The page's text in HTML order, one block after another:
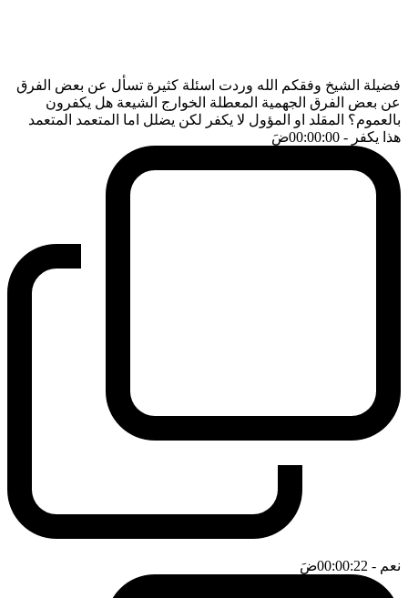
فضيلة الشيخ وفقكم الله وردت اسئلة كثيرة تسأل عن بعض الفرق
عن بعض الفرق الجهمية المعطلة الخوارج الشيعة هل يكفرون
بالعموم؟ المقلد او المؤول لا يكفر لكن يضلل اما المتعمد المتعمد
هذا يكفر - 00:00:00 ضَ
نعم - 00:00:22 ضَ